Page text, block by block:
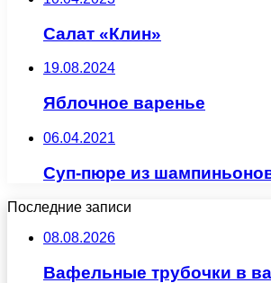
Салат «Клин»
19.08.2024
Яблочное варенье
06.04.2021
Суп-пюре из
Последние записи
08.08.2026
Вафельные трубочки в